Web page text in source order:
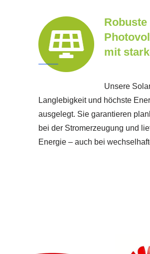
Robuste
mit
Unsere
Langlebigkeit und höchste
ausgelegt. Sie garantieren
bei der Stromerzeugung und
Energie – auch bei